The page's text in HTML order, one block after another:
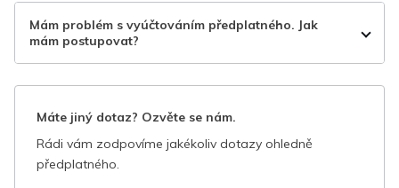
Mám problém s vyúčtováním předplatného. Jak
mám postupovat?
Máte jiný dotaz? Ozvěte se nám.
Rádi vám zodpovíme jakékoliv dotazy ohledně
předplatného.